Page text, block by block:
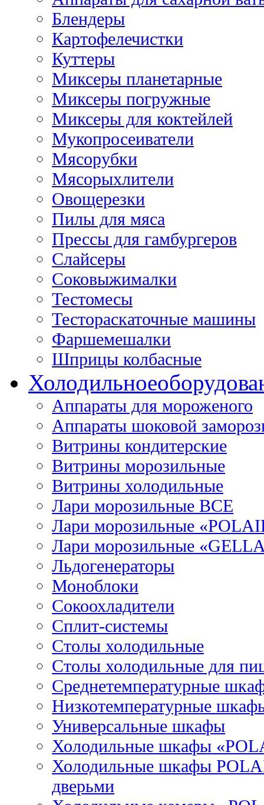
Блендеры
Картофелечистки
Куттеры
Миксеры планетарные
Миксеры погружные
Миксеры для коктейлей
Мукопросеиватели
Мясорубки
Мясорыхлители
Овощерезки
Пилы для мяса
Прессы для гамбургеров
Слайсеры
Соковыжималки
Тестомесы
Тестораскаточные машины
Фаршемешалки
Шприцы колбасные
Холодильное
Аппараты для мороженого
Аппараты шоковой
Витрины кондитерские
Витрины морозильные
Витрины холодильные
Лари морозильные ВСЕ
Лари морозильные
Лари морозильные
Льдогенераторы
Моноблоки
Сокоохладители
Сплит-системы
Столы холодильные
Столы холодильные для
Среднетемпературные
Низкотемпературные
Универсальные шкафы
Холодильные шкафы
Холодильные шкафы
дверьми